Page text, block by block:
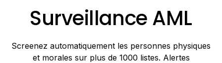
Surveillance AML
Screenez automatiquement les personnes physiques
et morales sur plus de 1000 listes. Alertes